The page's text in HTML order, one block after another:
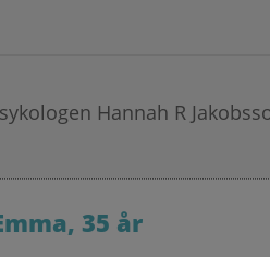
Hannah R
35 år